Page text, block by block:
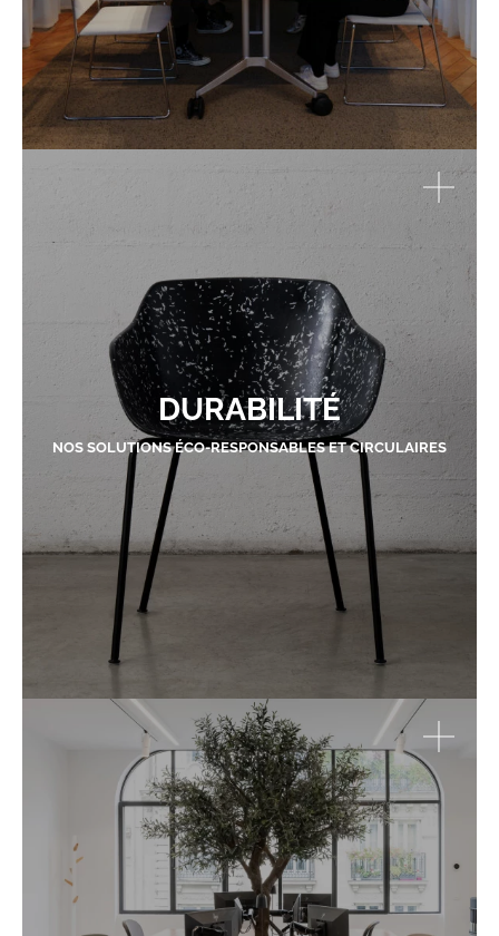
DURABILITÉ
NOS SOLUTIONS ÉCO-RESPONSABLES ET CIRCULAIRES